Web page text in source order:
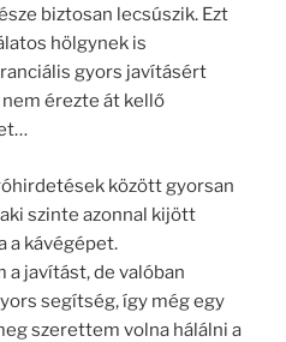
biztosan lecsúszik. Ezt
hölgynek is
gyors javításért
érezte át kellő
között gyorsan
szinte azonnal kijött
a kávégépet.
javítást, de valóban
segítség, így még egy
szerettem volna hálálni a